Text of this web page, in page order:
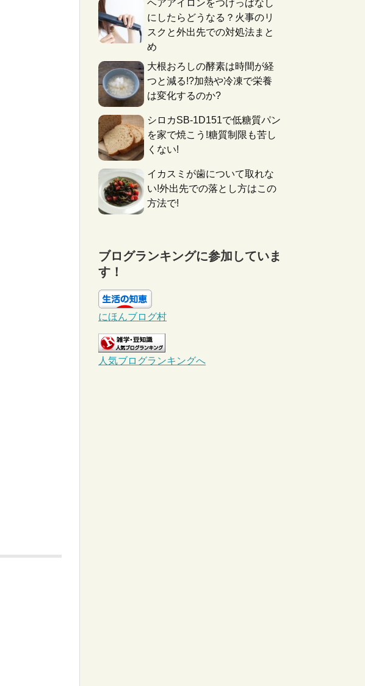
ヘアアイロンをつけっぱなし
にしたらどうなる？火事のリ
スクと外出先での対処法まと
め
大根おろしの酵素は時間が経
つと減る!?加熱や冷凍で栄養
は変化するのか?
シロカSB-1D151で低糖質パン
を家で焼こう!糖質制限も苦し
くない!
イカスミが歯について取れな
い!外出先での落とし方はこの
方法で!
ブログランキングに参加していま
す！
にほんブログ村
人気ブログランキングへ